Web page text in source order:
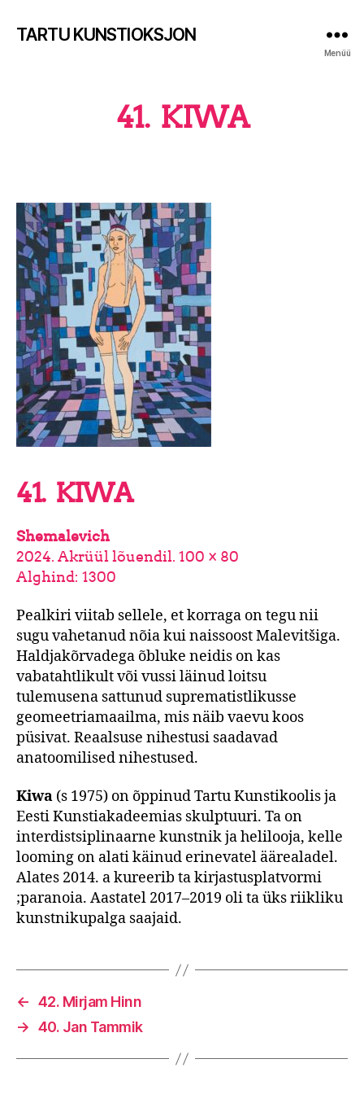
TARTU KUNSTIOKSJON
Menüü
41. KIWA
41. KIWA
Shemalevich
2024. Akrüül lõuendil. 100 × 80
Alghind: 1300
Pealkiri viitab sellele, et korraga on tegu nii
sugu vahetanud nõia kui naissoost Malevitšiga.
Haldjakõrvadega õbluke neidis on kas
vabatahtlikult või vussi läinud loitsu
tulemusena sattunud suprematistlikusse
geomeetriamaailma, mis näib vaevu koos
püsivat. Reaalsuse nihestusi saadavad
anatoomilised nihestused.
Kiwa (s 1975) on õppinud Tartu Kunstikoolis ja
Eesti Kunstiakadeemias skulptuuri. Ta on
interdistsiplinaarne kunstnik ja helilooja, kelle
looming on alati käinud erinevatel äärealadel.
Alates 2014. a kureerib ta kirjastusplatvormi
;paranoia. Aastatel 2017–2019 oli ta üks riikliku
kunstnikupalga saajaid.
← 42. Mirjam Hinn
→ 40. Jan Tammik